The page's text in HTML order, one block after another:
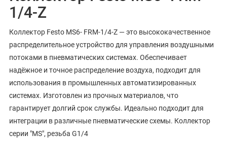
1/4-Z
Коллектор Festo MS6- FRM-1/4-Z — это высококачественное
распределительное устройство для управления воздушными
потоками в пневматических системах. Обеспечивает
надёжное и точное распределение воздуха, подходит для
использования в промышленных автоматизированных
системах. Изготовлен из прочных материалов, что
гарантирует долгий срок службы. Идеально подходит для
интеграции в различные пневматические схемы. Коллектор
серии "MS", резьба G1/4